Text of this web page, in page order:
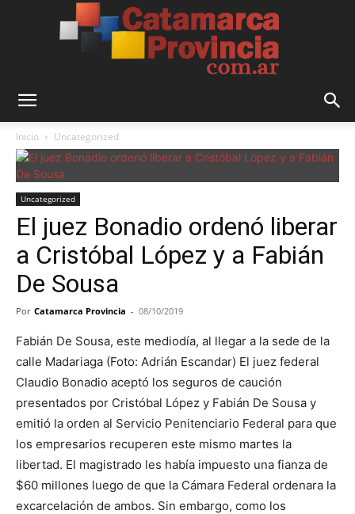
Provincia
Inicio Uncategorized
Uncategorized
El juez Bonadio ordenó liberar
a Cristóbal López y a Fabián
De Sousa
Por Catamarca Provincia - 08/10/2019
Fabián De Sousa, este mediodía, al llegar a la sede de la
calle Madariaga (Foto: Adrián Escandar) El juez federal
Claudio Bonadio aceptó los seguros de caución
presentados por Cristóbal López y Fabián De Sousa y
emitió la orden al Servicio Penitenciario Federal para que
los empresarios recuperen este mismo martes la
libertad. El magistrado les había impuesto una fianza de
$60 millones luego de que la Cámara Federal ordenara la
excarcelación de ambos. Sin embargo, como los